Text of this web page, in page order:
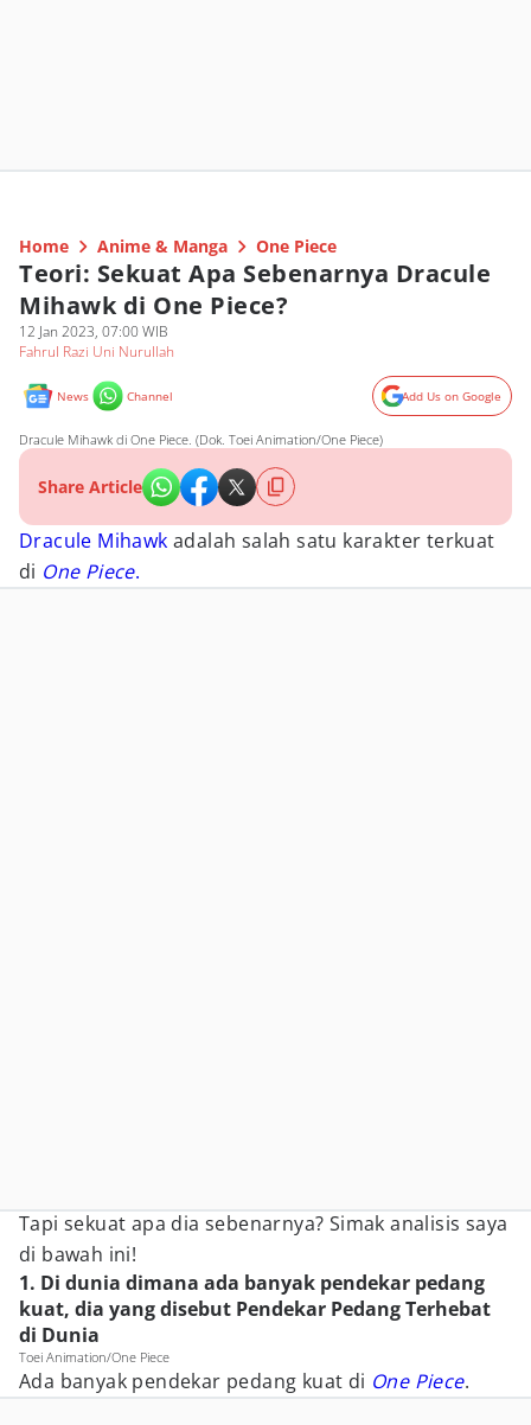
Home Anime & Manga One Piece
Teori: Sekuat Apa Sebenarnya Dracule
Mihawk di One Piece?
12 Jan 2023, 07:00 WIB
Fahrul Razi Uni Nurullah
News Channel Add Us on Google
Dracule Mihawk di One Piece. (Dok. Toei Animation/One Piece)
Share Article
Dracule Mihawk adalah salah satu karakter terkuat
di One Piece.
Tapi sekuat apa dia sebenarnya? Simak analisis saya
di bawah ini!
1. Di dunia dimana ada banyak pendekar pedang
kuat, dia yang disebut Pendekar Pedang Terhebat
di Dunia
Toei Animation/One Piece
Ada banyak pendekar pedang kuat di One Piece.